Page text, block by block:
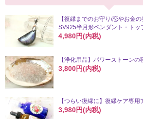
【復縁までのお守り/恋やお金
SV925半月形ペンダント・トッ
4,980円(内税)
【浄化用品】パワーストーンの
3,800円(内税)
【つらい復縁に】復縁ケア専
3,980円(内税)